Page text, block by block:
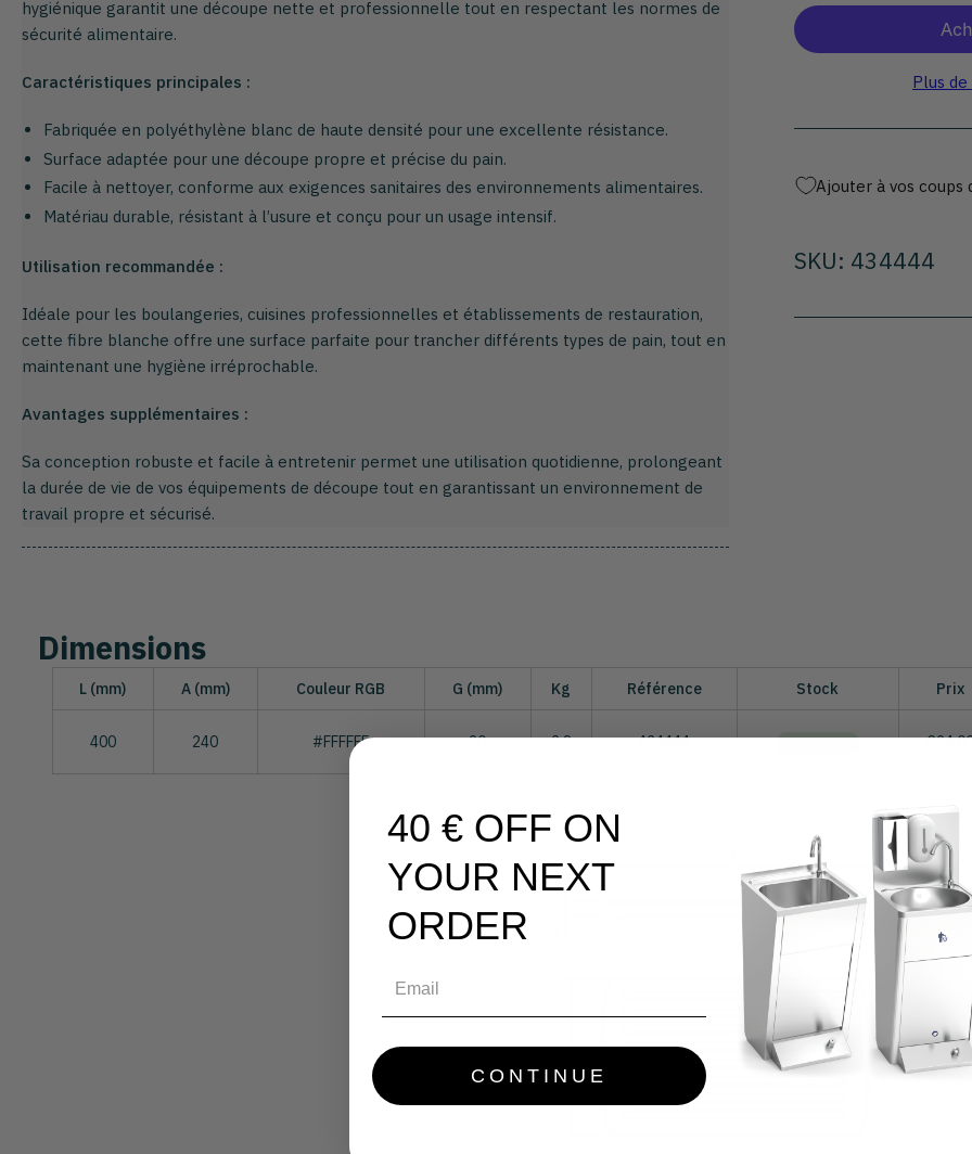
la
pour
découper
pain
la
Plus
Ajouter à vos coups
SKU: 434444
hygiénique garantit une découpe nette et professionnelle tout en respectant les normes de
sécurité alimentaire.
Caractéristiques principales :
Fabriquée en polyéthylène blanc de haute densité pour une excellente résistance.
Surface adaptée pour une découpe propre et précise du pain.
Facile à nettoyer, conforme aux exigences sanitaires des environnements alimentaires.
Matériau durable, résistant à l’usure et conçu pour un usage intensif.
Utilisation recommandée :
Idéale pour les boulangeries, cuisines professionnelles et établissements de restauration,
cette fibre blanche offre une surface parfaite pour trancher différents types de pain, tout en
maintenant une hygiène irréprochable.
Avantages supplémentaires :
Sa conception robuste et facile à entretenir permet une utilisation quotidienne, prolongeant
la durée de vie de vos équipements de découpe tout en garantissant un environnement de
travail propre et sécurisé.
Dimensions
L (mm) A (mm) Couleur RGB G (mm) Kg Référence Stock Prix
400 240 #FFFFFF 20 2,8 434444 EN STOCK
40 € OFF ON
YOUR NEXT
ORDER
CONTINUE